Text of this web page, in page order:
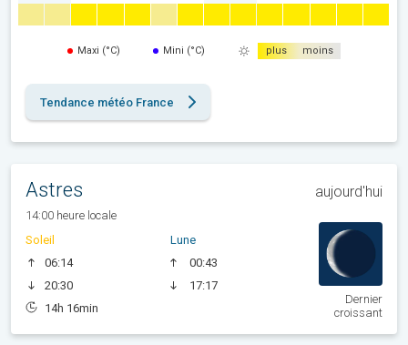
Maxi (°C) Mini (°C) plus moins
Tendance météo France
Astres aujourd'hui
14:00 heure locale
Soleil
06:14
20:30
14h 16min
Lune
00:43
17:17
Dernier
croissant